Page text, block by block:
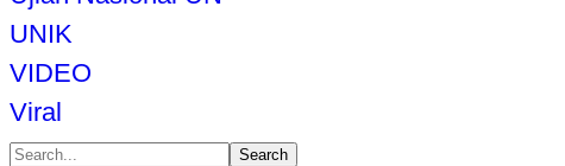
UNIK
VIDEO
Viral
Search